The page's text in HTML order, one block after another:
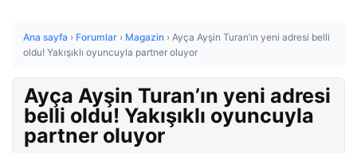
Ana sayfa › Forumlar › Magazin › Ayça Ayşin Turan’ın yeni adresi belli
oldu! Yakışıklı oyuncuyla partner oluyor
Ayça Ayşin Turan’ın yeni adresi
belli oldu! Yakışıklı oyuncuyla
partner oluyor